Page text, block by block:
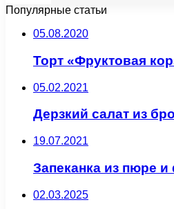
Популярные статьи
05.08.2020
Торт «Фруктовая
05.02.2021
Дерзкий салат из
19.07.2021
Запеканка из пюре
02.03.2025